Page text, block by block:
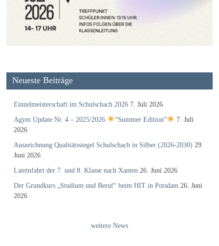
Neueste Beiträge
Einzelmeisterschaft im Schulschach 2026 7. Juli 2026
Agym Update Nr. 4 – 2025/2026 “Summer Edition”
7. Juli
2026
Auszeichnung Qualitätssiegel Schulschach in Silber (2026-2030) 29.
Juni 2026
Lateinfahrt der 7. und 8. Klasse nach Xanten 26. Juni 2026
Der Grundkurs „Studium und Beruf“ beim HIT in Potsdam 26. Juni
2026
weitere News